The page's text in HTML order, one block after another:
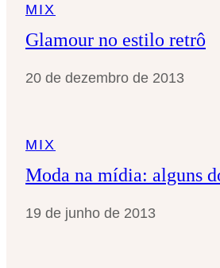
MIX
Glamour no estilo retrô
20 de dezembro de 2013
MIX
Moda na mídia: alguns
19 de junho de 2013